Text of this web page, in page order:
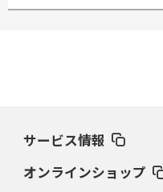
サービス情報
オンラインショップ